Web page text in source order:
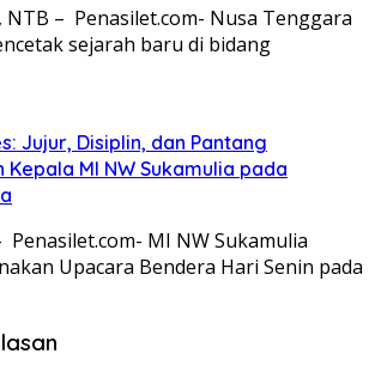
– Penasilet.com- Nusa Tenggara
sejarah baru di bidang
Jujur, Disiplin, dan Pantang
Kepala MI NW Sukamulia pada
MI NW Sukamulia
Upacara Bendera Hari Senin pada